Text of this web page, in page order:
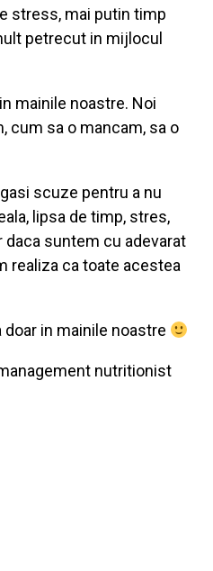
stress, mai putin timp
petrecut in mijlocul
mainile noastre. Noi
cum sa o mancam, sa o
scuze pentru a nu
lipsa de timp, stres,
daca suntem cu adevarat
realiza ca toate acestea
doar in mainile noastre
nutritionist